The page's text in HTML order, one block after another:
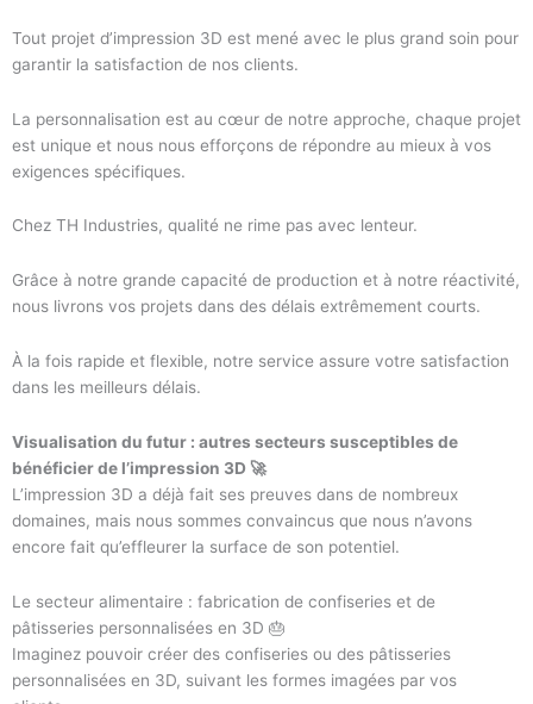
Tout projet d’impression 3D est mené avec le plus grand soin pour
garantir la satisfaction de nos clients.
La personnalisation est au cœur de notre approche, chaque projet
est unique et nous nous efforçons de répondre au mieux à vos
exigences spécifiques.
Chez TH Industries, qualité ne rime pas avec lenteur.
Grâce à notre grande capacité de production et à notre réactivité,
nous livrons vos projets dans des délais extrêmement courts.
À la fois rapide et flexible, notre service assure votre satisfaction
dans les meilleurs délais.
Visualisation du futur : autres secteurs susceptibles de
bénéficier de l’impression 3D 🚀
L’impression 3D a déjà fait ses preuves dans de nombreux
domaines, mais nous sommes convaincus que nous n’avons
encore fait qu’effleurer la surface de son potentiel.
Le secteur alimentaire : fabrication de confiseries et de
pâtisseries personnalisées en 3D 🎂
Imaginez pouvoir créer des confiseries ou des pâtisseries
personnalisées en 3D, suivant les formes imagées par vos